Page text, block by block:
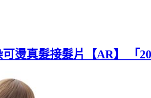
燙真髮接髮片【AR】 「